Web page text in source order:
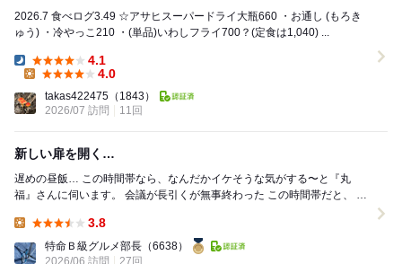
2026.7 食べログ3.49 ☆アサヒスーパードライ大瓶660 ・お通し (もろき
ゅう) ・冷やっこ210 ・(単品)いわしフライ700？(定食は1,040) ...
Dinner:
4.1
4.0
takas422475 （1843）
2026/07 訪問
11回
新しい扉を開く…
遅めの昼飯… この時間帯なら、なんだかイケそうな気がする〜と『丸
福』さんに伺います。 会議が長引くが無事終わった この時間帯だと、 お
3.8
特命Ｂ級グルメ部長 （6638）